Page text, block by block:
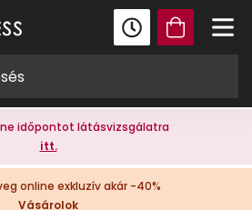
időpontot látásvizsgálatra
itt.
online exkluzív akár -40%
Vásárolok